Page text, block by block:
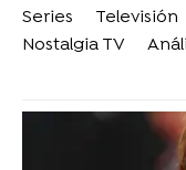
Series Televisión
Nostalgia TV